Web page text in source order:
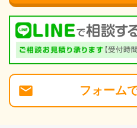
フォーム